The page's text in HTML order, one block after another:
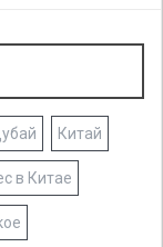
Китай
в Китае